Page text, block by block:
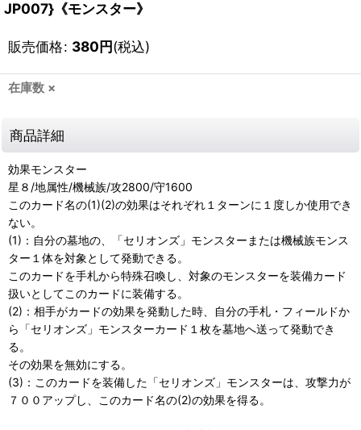
JP007}《モンスター》
販売価格: 380円(税込)
在庫数 ×
商品詳細
効果モンスター
星８/地属性/機械族/攻2800/守1600
このカード名の(1)(2)の効果はそれぞれ１ターンに１度しか使用でき
ない。
(1)：自分の墓地の、「セリオンズ」モンスターまたは機械族モンス
ター１体を対象として発動できる。
このカードを手札から特殊召喚し、対象のモンスターを装備カード
扱いとしてこのカードに装備する。
(2)：相手がカードの効果を発動した時、自分の手札・フィールドか
ら「セリオンズ」モンスターカード１枚を墓地へ送って発動でき
る。
その効果を無効にする。
(3)：このカードを装備した「セリオンズ」モンスターは、攻撃力が
７００アップし、このカード名の(2)の効果を得る。